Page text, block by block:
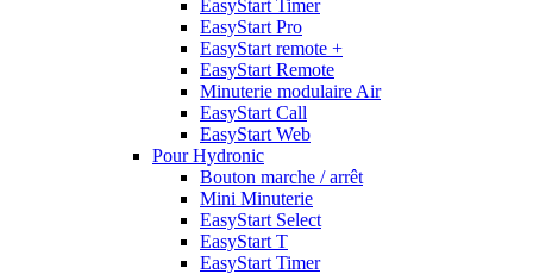
EasyStart Timer
EasyStart Pro
EasyStart remote +
EasyStart Remote
Minuterie modulaire Air
EasyStart Call
EasyStart Web
Pour Hydronic
Bouton marche / arrêt
Mini Minuterie
EasyStart Select
EasyStart T
EasyStart Timer